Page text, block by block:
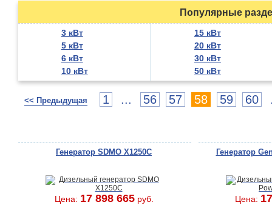
Популярные
3 кВт
5 кВт
6 кВт
10 кВт
15 кВт
20 кВт
30 кВт
50 кВт
<< Предыдущая 1 ... 56 57 58 59 60
Генератор SDMO X1250C
Цена: 17 898 665руб.
Генератор
Цена: